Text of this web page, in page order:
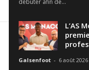
débuter afin de...
L’AS
Galsenfoot - 6 août 2026